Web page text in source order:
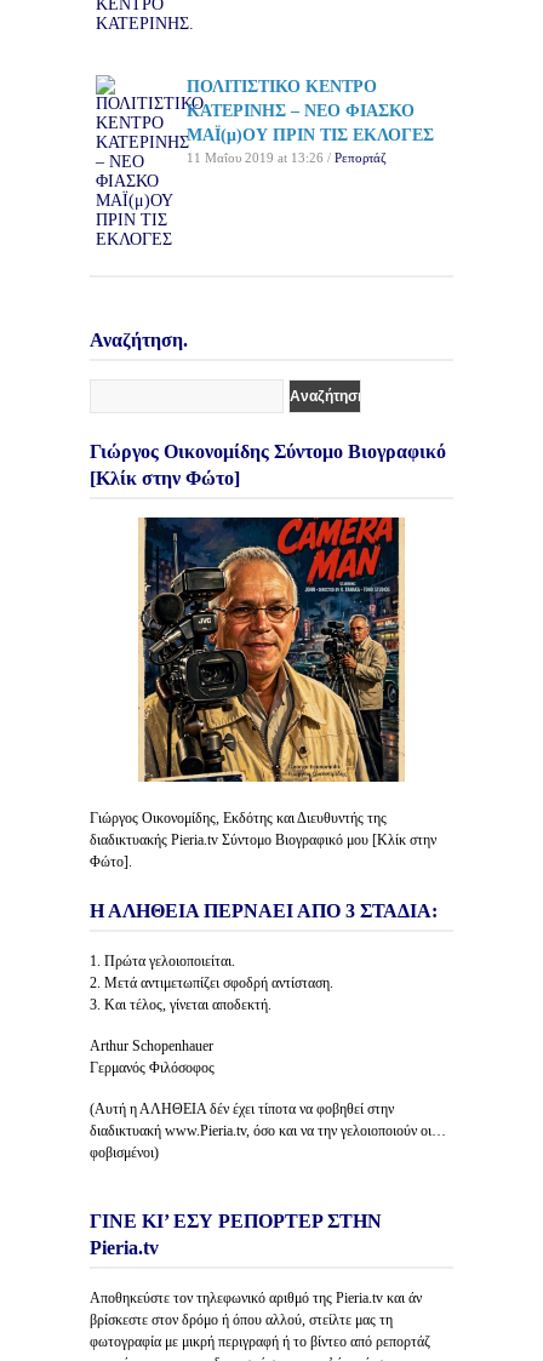
ΠΟΛΙΤΙΣΤΙΚΟ ΚΕΝΤΡΟ
ΚΑΤΕΡΙΝΗΣ – ΝΕΟ ΦΙΑΣΚΟ
ΜΑΪ(μ)ΟΥ ΠΡΙΝ ΤΙΣ ΕΚΛΟΓΕΣ
11 Μαΐου 2019 at 13:26 / Ρεπορτάζ
Αναζήτηση.
Γιώργος Οικονομίδης Σύντομο Βιογραφικό
[Κλίκ στην Φώτο]
Γιώργος Οικονομίδης, Εκδότης και Διευθυντής της
διαδικτυακής Pieria.tv Σύντομο Βιογραφικό μου [Κλίκ στην
Φώτο].
Η ΑΛΗΘΕΙΑ ΠΕΡΝΑΕΙ ΑΠΟ 3 ΣΤΑΔΙΑ:
1. Πρώτα γελοιοποιείται.
2. Μετά αντιμετωπίζει σφοδρή αντίσταση.
3. Και τέλος, γίνεται αποδεκτή.
Arthur Schopenhauer
Γερμανός Φιλόσοφος
(Αυτή η ΑΛΗΘΕΙΑ δέν έχει τίποτα να φοβηθεί στην
διαδικτυακή www.Pieria.tv, όσο και να την γελοιοποιούν οι…
φοβισμένοι)
ΓΙΝΕ ΚΙ’ ΕΣΥ ΡΕΠΟΡΤΕΡ ΣΤΗΝ
Pieria.tv
Αποθηκεύστε τον τηλεφωνικό αριθμό της Pieria.tv και άν
βρίσκεστε στον δρόμο ή όπου αλλού, στείλτε μας τη
φωτογραφία με μικρή περιγραφή ή το βίντεο από ρεπορτάζ